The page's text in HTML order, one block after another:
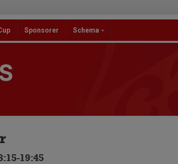
Sponsorer Schema
19:45